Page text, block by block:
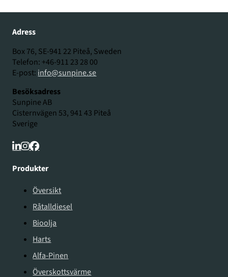
Adress
Box 76, SE-941 22 Piteå, Sweden
Telefon: +46-911 23 28 00
E-post: info@sunpine.se
Besöksadress
Sunpine AB
Cisternvägen 53, 941 43 Piteå
Sverige
Produkter
Översikt
Råtalldiesel
Bioolja
Harts
Alfa-Pinen
Överskottsvärme